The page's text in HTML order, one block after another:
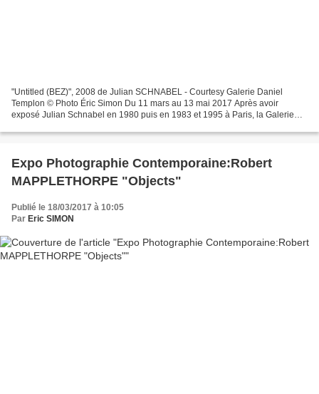
"Untitled (BEZ)", 2008 de Julian SCHNABEL - Courtesy Galerie Daniel
Templon © Photo Éric Simon Du 11 mars au 13 mai 2017 Après avoir
exposé Julian Schnabel en 1980 puis en 1983 et 1995 à Paris, la Galerie
Expo Photographie Contemporaine:Robert
MAPPLETHORPE "Objects"
Publié le 18/03/2017 à 10:05
Par Eric SIMON